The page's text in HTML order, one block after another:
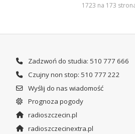
1723 na 173
Zadzwoń do studia: 510 777 666
Czujny non stop: 510 777 222
Wyślij do nas wiadomość
Prognoza pogody
radioszczecin.pl
radioszczecinextra.pl